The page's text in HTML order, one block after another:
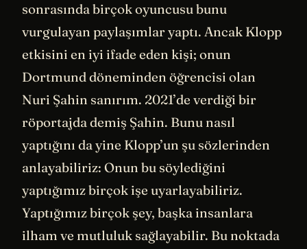
sonrasında birçok oyuncusu bunu
vurgulayan paylaşımlar yaptı. Ancak Klopp
etkisini en iyi ifade eden kişi; onun
Dortmund döneminden öğrencisi olan
Nuri Şahin sanırım. 2021’de verdiği bir
röportajda demiş Şahin. Bunu nasıl
yaptığını da yine Klopp’un şu sözlerinden
anlayabiliriz: Onun bu söylediğini
yaptığımız birçok işe uyarlayabiliriz.
Yaptığımız birçok şey, başka insanlara
ilham ve mutluluk sağlayabilir. Bu noktada